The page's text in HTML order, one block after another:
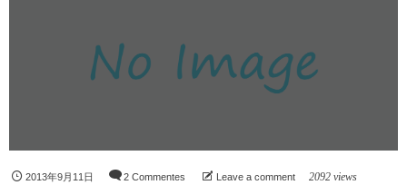
2013年9月11日 2 Commentes Leave a comment 2092 views